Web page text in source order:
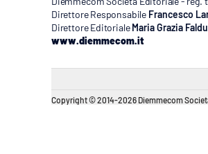
Direttore Responsabile Francesco
Direttore Editoriale Maria Grazia
www.diemmecom.it
Copyright © 2014-2026 Diemmecom